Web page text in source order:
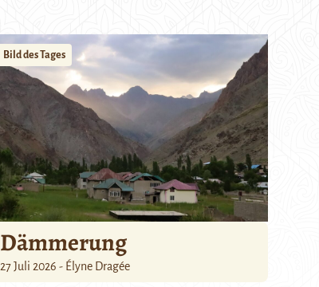
Bild des Tages
Dämmerung
27 Juli 2026 - Élyne Dragée